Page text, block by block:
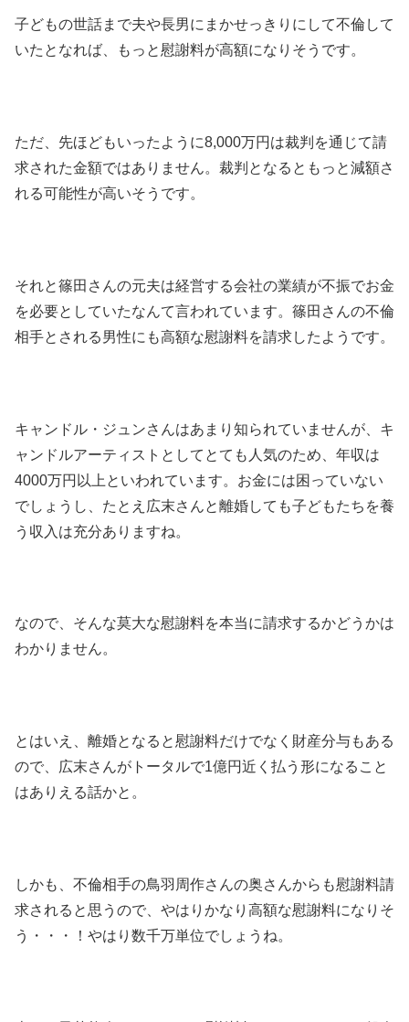
子どもの世話まで夫や長男にまかせっきりにして不倫して
いたとなれば、もっと慰謝料が高額になりそうです。
ただ、先ほどもいったように8,000万円は裁判を通じて請
求された金額ではありません。裁判となるともっと減額さ
れる可能性が高いそうです。
それと篠田さんの元夫は経営する会社の業績が不振でお金
を必要としていたなんて言われています。篠田さんの不倫
相手とされる男性にも高額な慰謝料を請求したようです。
キャンドル・ジュンさんはあまり知られていませんが、キ
ャンドルアーティストとしてとても人気のため、年収は
4000万円以上といわれています。お金には困っていない
でしょうし、たとえ広末さんと離婚しても子どもたちを養
う収入は充分ありますね。
なので、そんな莫大な慰謝料を本当に請求するかどうかは
わかりません。
とはいえ、離婚となると慰謝料だけでなく財産分与もある
ので、広末さんがトータルで1億円近く払う形になること
はありえる話かと。
しかも、不倫相手の鳥羽周作さんの奥さんからも慰謝料請
求されると思うので、やはりかなり高額な慰謝料になりそ
う・・・！やはり数千万単位でしょうね。